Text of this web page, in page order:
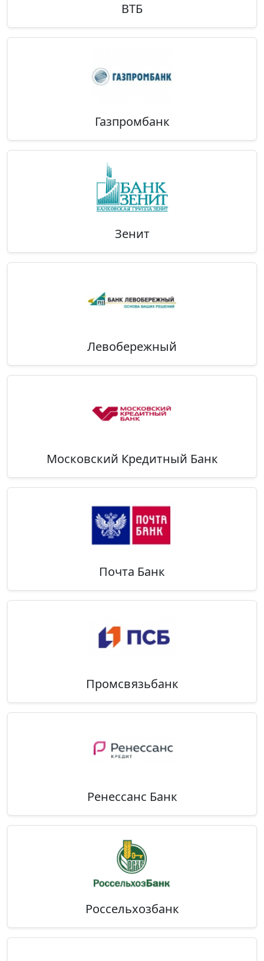
ВТБ
Газпромбанк
Зенит
Левобережный
Московский Кредитный Банк
Почта Банк
Промсвязьбанк
Ренессанс Банк
Россельхозбанк